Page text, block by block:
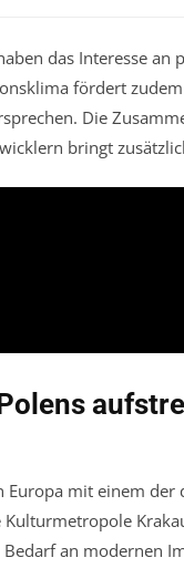
das Interesse
fördert
Die
bringt
mit einem
an modernen